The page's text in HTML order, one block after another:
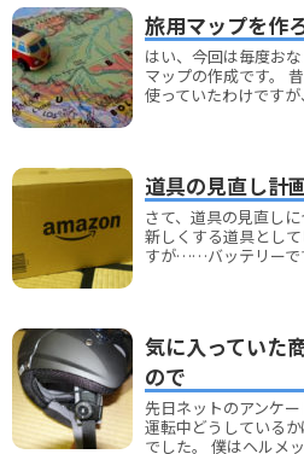
旅用マップを作
はい、今回は毎度お
マップの作成です。
使っていたわけですが
道具の見直し計
さて、道具の見直し
新しくする道具とし
すが……バッテリーで
気に入っていた
ので
先日ネットのアンケ
運転中どうしている
でした。 僕はヘルメ